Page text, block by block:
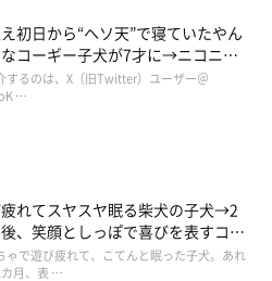
守られながら毎回夜ごはんの下準
初日から“ヘソ天”で寝ていたやん
コーギー子犬が7才に→ニコニ
ーギースマイル”が魅力のコに成
するのは、X（旧Twitter）ユーザー＠
…
れてスヤスヤ眠る柴犬の子犬→2
、笑顔としっぽで喜びを表すコに
ゃで遊び疲れて、こてんと眠った子犬。あれ
月、表 …